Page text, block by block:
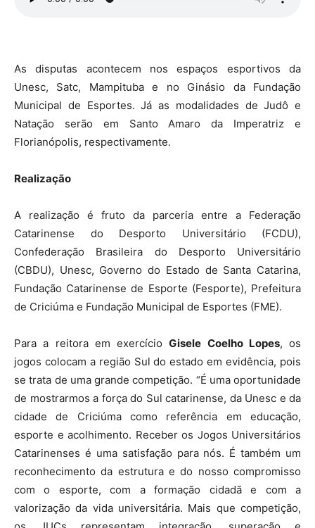
As disputas acontecem nos espaços esportivos da
Unesc, Satc, Mampituba e no Ginásio da Fundação
Municipal de Esportes. Já as modalidades de Judô e
Natação serão em Santo Amaro da Imperatriz e
Florianópolis, respectivamente.
Realização
A realização é fruto da parceria entre a Federação
Catarinense do Desporto Universitário (FCDU),
Confederação Brasileira do Desporto Universitário
(CBDU), Unesc, Governo do Estado de Santa Catarina,
Fundação Catarinense de Esporte (Fesporte), Prefeitura
de Criciúma e Fundação Municipal de Esportes (FME).
Para a reitora em exercícioGisele Coelho Lopes, os
jogos colocam a região Sul do estado em evidência, pois
se trata de uma grande competição. “É uma oportunidade
de mostrarmos a força do Sul catarinense, da Unesc e da
cidade de Criciúma como referência em educação,
esporte e acolhimento. Receber os Jogos Universitários
Catarinenses é uma satisfação para nós. É também um
reconhecimento da estrutura e do nosso compromisso
com o esporte, com a formação cidadã e com a
valorização da vida universitária. Mais que competição,